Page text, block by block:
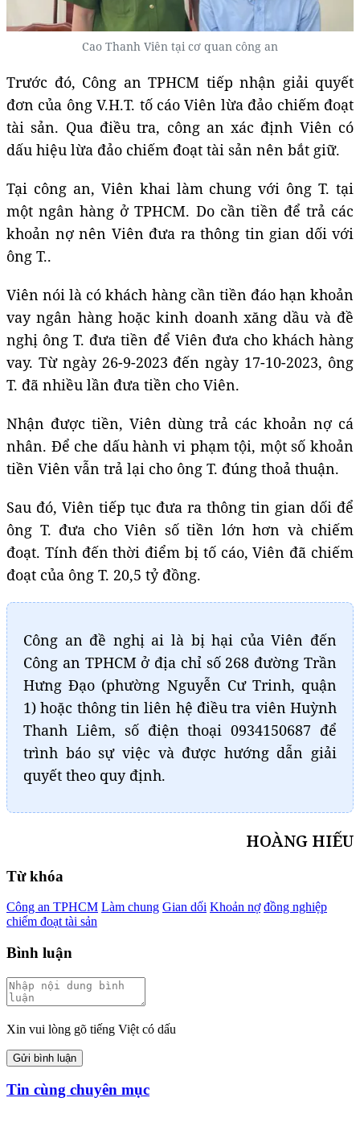
Cao Thanh Viên tại cơ quan công an
Trước đó, Công an TPHCM tiếp nhận giải quyết
đơn của ông V.H.T. tố cáo Viên lừa đảo chiếm đoạt
tài sản. Qua điều tra, công an xác định Viên có
dấu hiệu lừa đảo chiếm đoạt tài sản nên bắt giữ.
Tại công an, Viên khai làm chung với ông T. tại
một ngân hàng ở TPHCM. Do cần tiền để trả các
khoản nợ nên Viên đưa ra thông tin gian dối với
ông T..
Viên nói là có khách hàng cần tiền đáo hạn khoản
vay ngân hàng hoặc kinh doanh xăng dầu và đề
nghị ông T. đưa tiền để Viên đưa cho khách hàng
vay. Từ ngày 26-9-2023 đến ngày 17-10-2023, ông
T. đã nhiều lần đưa tiền cho Viên.
Nhận được tiền, Viên dùng trả các khoản nợ cá
nhân. Để che dấu hành vi phạm tội, một số khoản
tiền Viên vẫn trả lại cho ông T. đúng thoả thuận.
Sau đó, Viên tiếp tục đưa ra thông tin gian dối để
ông T. đưa cho Viên số tiền lớn hơn và chiếm
đoạt. Tính đến thời điểm bị tố cáo, Viên đã chiếm
đoạt của ông T. 20,5 tỷ đồng.
Công an đề nghị ai là bị hại của Viên đến
Công an TPHCM ở địa chỉ số 268 đường Trần
Hưng Đạo (phường Nguyễn Cư Trinh, quận
1) hoặc thông tin liên hệ điều tra viên Huỳnh
Thanh Liêm, số điện thoại 0934150687 để
trình báo sự việc và được hướng dẫn giải
quyết theo quy định.
HOÀNG HIẾU
Từ khóa
Công an TPHCM Làm chung Gian dối Khoản nợ đồng nghiệp
chiếm đoạt tài sản
Bình luận
Xin vui lòng gõ tiếng Việt có dấu
Gửi bình luận
Tin cùng chuyên mục